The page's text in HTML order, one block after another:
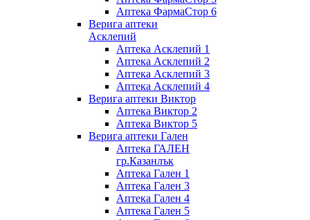
Аптека ФармаСтор 6
Верига аптеки
Асклепий
Аптека Асклепий 1
Аптека Асклепий 2
Аптека Асклепий 3
Аптека Асклепий 4
Верига аптеки Виктор
Аптека Виктор 2
Аптека Виктор 5
Верига аптеки Гален
Аптека ГАЛЕН
гр.Казанлък
Аптека Гален 1
Аптека Гален 3
Аптека Гален 4
Аптека Гален 5